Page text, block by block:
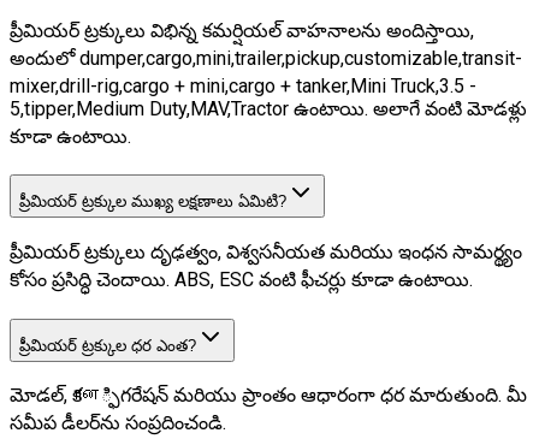
ప్రీమియర్ ట్రక్కులు విభిన్న కమర్షియల్ వాహనాలను అందిస్తాయి,
అందులో dumper,cargo,mini,trailer,pickup,customizable,transit-
mixer,drill-rig,cargo + mini,cargo + tanker,Mini Truck,3.5 -
5,tipper,Medium Duty,MAV,Tractor ఉంటాయి. అలాగే వంటి మోడళ్లు
కూడా ఉంటాయి.
ప్రీమియర్ ట్రక్కుల ముఖ్య లక్షణాలు ఏమిటి?
ప్రీమియర్ ట్రక్కులు దృఢత్వం, విశ్వసనీయత మరియు ఇంధన సామర్థ్యం
కోసం ప్రసిద్ధి చెందాయి. ABS, ESC వంటి ఫీచర్లు కూడా ఉంటాయి.
ప్రీమియర్ ట్రక్కుల ధర ఎంత?
మోడల్, కான్ఫిగరేషన్ మరియు ప్రాంతం ఆధారంగా ధర మారుతుంది. మీ
సమీప డీలర్‌ను సంప్రదించండి.